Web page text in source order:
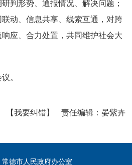
判形势、通报情况、解决问题；
动、信息共享、线索互通，对跨
应、合力处置，共同维护社会大
。
【我要纠错】 责任编辑： 晏紫卉
常德市人民政府办公室